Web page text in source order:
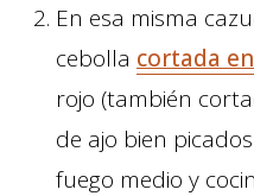
En esa misma
cebolla cortada
rojo (también
de ajo bien
fuego medio y